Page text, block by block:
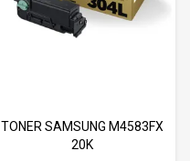
TONER SAMSUNG M4583FX
20K